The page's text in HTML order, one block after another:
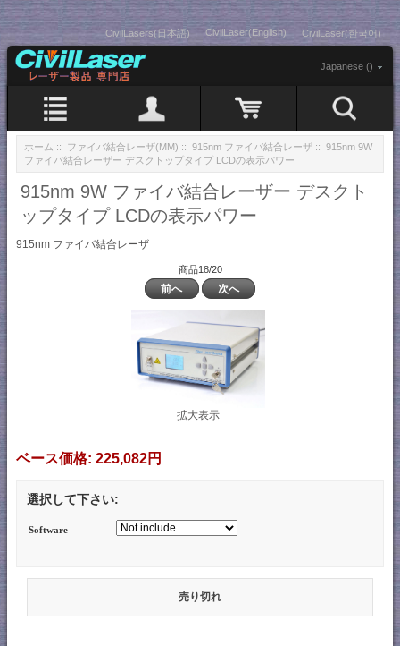
CivilLasers(日本語) CivilLaser(English) CivilLaser(한국어)
Japanese ()
ホーム :: ファイバ結合レーザ(MM) :: 915nm ファイバ結合レーザ :: 915nm 9W
ファイバ結合レーザー デスクトップタイプ LCDの表示パワー
915nm 9W ファイバ結合レーザー デスクト
ップタイプ LCDの表示パワー
915nm ファイバ結合レーザ
商品18/20
前へ 次へ
拡大表示
ベース価格: 225,082円
選択して下さい:
Software
売り切れ